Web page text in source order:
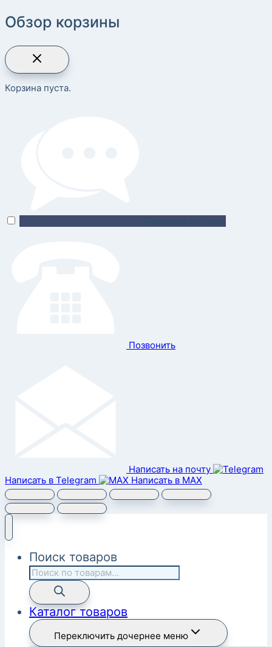
Обзор корзины
Корзина пуста.
Позвонить
Написать на почту
Написать в Telegram
Написать в MAX
Поиск товаров
Каталог товаров
Переключить дочернее меню